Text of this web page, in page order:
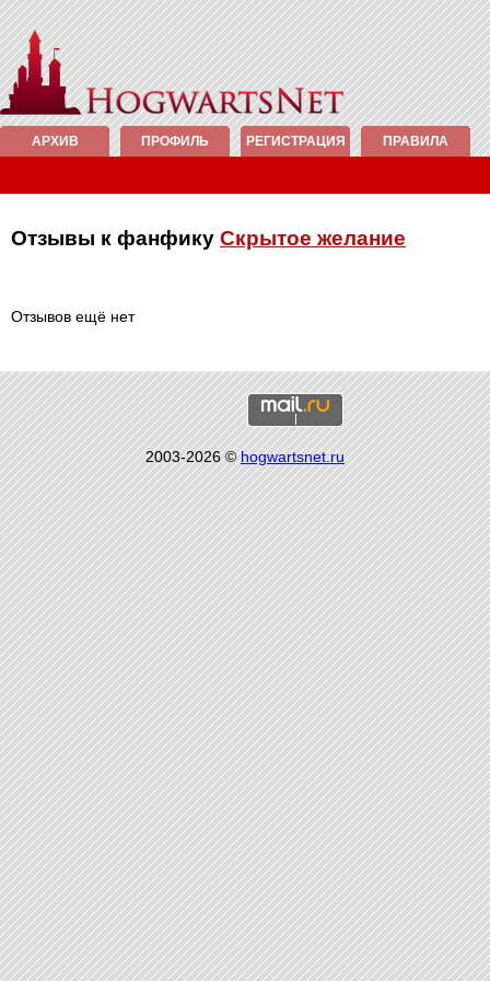
АРХИВ ПРОФИЛЬ РЕГИСТРАЦИЯ ПРАВИЛА
Отзывы к фанфику Скрытое желание
Отзывов ещё нет
2003-2026 ©hogwartsnet.ru